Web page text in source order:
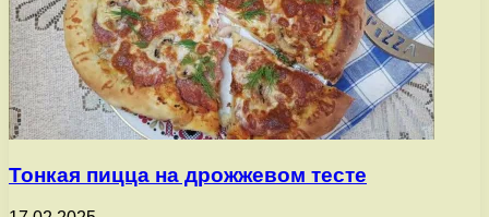
Тонкая пицца на дрожжевом тесте